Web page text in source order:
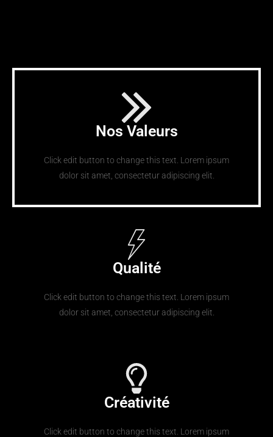
Nos Valeurs
Click edit button to change this text. Lorem ipsum
dolor sit amet, consectetur adipiscing elit.
Qualité
Click edit button to change this text. Lorem ipsum
dolor sit amet, consectetur adipiscing elit.
Créativité
Click edit button to change this text. Lorem ipsum